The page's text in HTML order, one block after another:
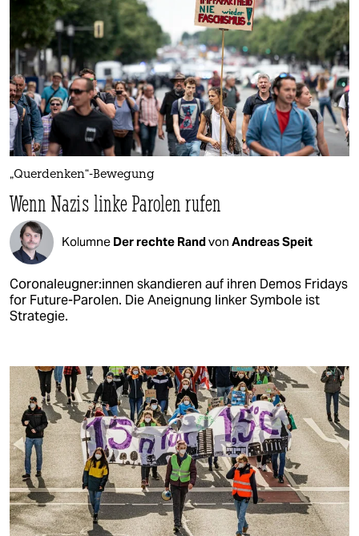
„Querdenken“-Bewegung
Wenn Nazis linke Parolen rufen
Kolumne Der rechte Randvon Andreas Speit
Co­ro­nal­eug­ne­r:in­nen skandieren auf ihren Demos Fridays
for Future-Parolen. Die Aneignung linker Symbole ist
Strategie.